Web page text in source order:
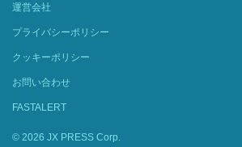
運営会社
プライバシーポリシー
クッキーポリシー
お問い合わせ
FASTALERT
© 2026 JX PRESS Corp.